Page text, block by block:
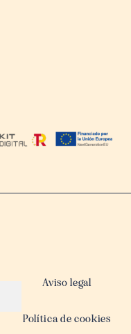
Aviso legal
Política de cookies